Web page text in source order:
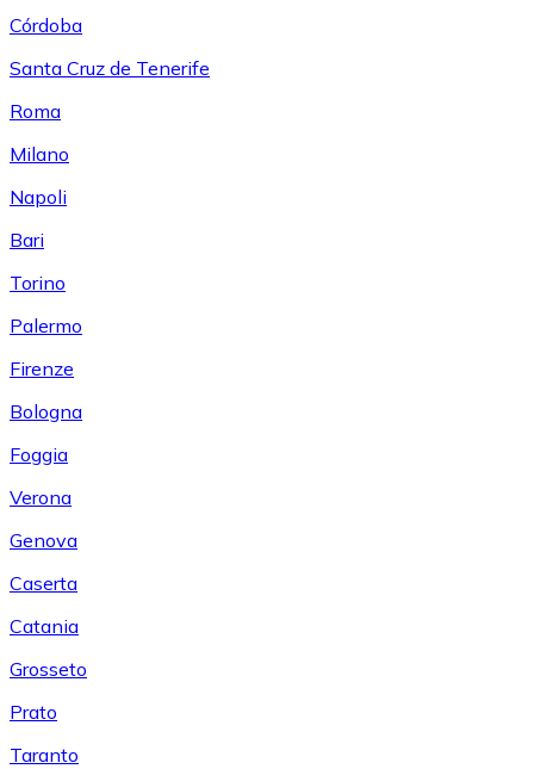
Córdoba
Santa Cruz de Tenerife
Roma
Milano
Napoli
Bari
Torino
Palermo
Firenze
Bologna
Foggia
Verona
Genova
Caserta
Catania
Grosseto
Prato
Taranto